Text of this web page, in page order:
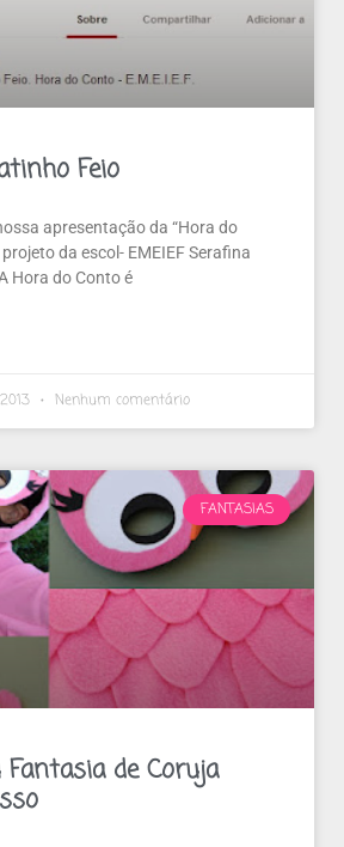
Feio
apresentação da “Hora do
projeto da escol- EMEIEF Serafina
Hora do Conto é
Nenhum comentário
FANTASIAS
de Coruja